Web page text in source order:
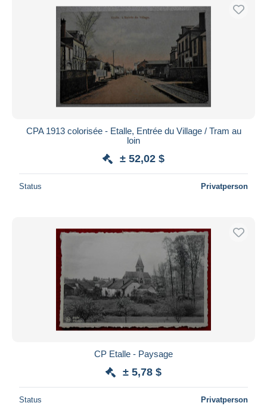
CPA 1913 colorisée - Etalle, Entrée du Village / Tram au
loin
± 52,02 $
Status Privatperson
CP Etalle - Paysage
± 5,78 $
Status Privatperson